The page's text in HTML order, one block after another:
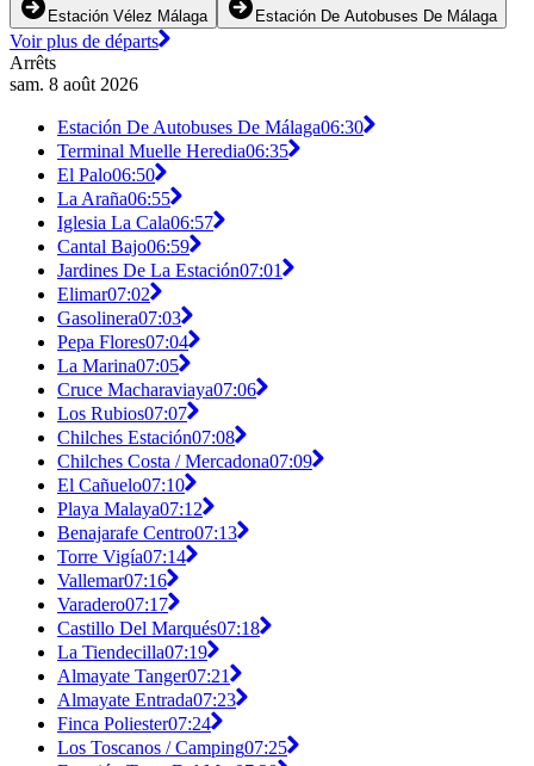
Estación Vélez Málaga Estación De Autobuses De Málaga
Voir plus de départs
Arrêts
sam. 8 août 2026
Estación De Autobuses De Málaga06:30
Terminal Muelle Heredia06:35
El Palo06:50
La Araña06:55
Iglesia La Cala06:57
Cantal Bajo06:59
Jardines De La Estación07:01
Elimar07:02
Gasolinera07:03
Pepa Flores07:04
La Marina07:05
Cruce Macharaviaya07:06
Los Rubios07:07
Chilches Estación07:08
Chilches Costa / Mercadona07:09
El Cañuelo07:10
Playa Malaya07:12
Benajarafe Centro07:13
Torre Vigía07:14
Vallemar07:16
Varadero07:17
Castillo Del Marqués07:18
La Tiendecilla07:19
Almayate Tanger07:21
Almayate Entrada07:23
Finca Poliester07:24
Los Toscanos / Camping07:25